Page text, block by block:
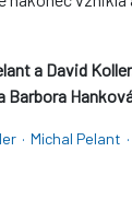
a David
Barbora
· Michal Pelant ·